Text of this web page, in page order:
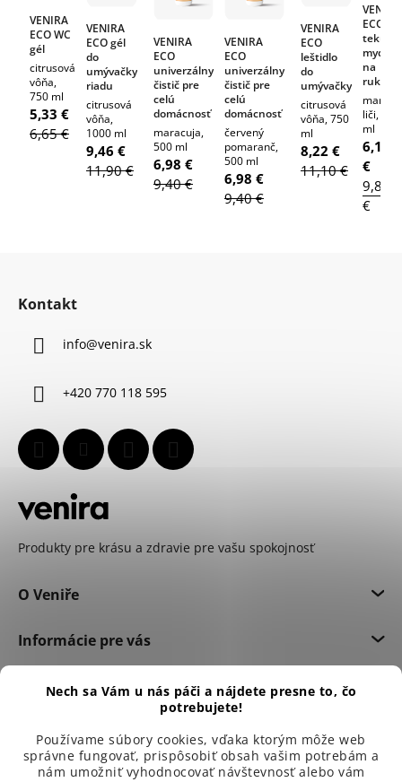
Nech sa Vám u nás páči a nájdete presne to, čo
potrebujete!
Používame súbory cookies, vďaka ktorým môže web
správne fungovať, prispôsobiť obsah vašim potrebám a
nám umožniť vyhodnocovať návštevnosť alebo vám
5,33 €
6,65 €
VENIRA
ECO WC
gél
citrusová
vôňa,
750 ml
9,46 €
11,90 €
VENIRA
ECO gél
do
umývačky
riadu
citrusová
vôňa,
1000 ml
6,98 €
9,40 €
VENIRA
ECO
univerzálny
čistič pre
celú
domácnosť
maracuja,
500 ml
6,98 €
9,40 €
VENIRA
ECO
univerzálny
čistič pre
celú
domácnosť
červený
pomaranč,
500 ml
8,22 €
11,10 €
VENIRA
ECO
leštidlo
do
umývačky
citrusová
vôňa, 750
ml
6,16
€
9,85
€
VENIRA
ECO
tekuté
mydlo
na
ruky
mango-
liči, 300
ml
Kontakt
info@venira.sk
+420 770 118 595
Produkty pre krásu a zdravie pre vašu spokojnosť
O Veniře
Informácie pre vás
Dôležité informácie